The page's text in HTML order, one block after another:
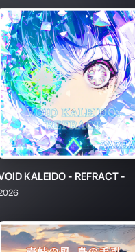
VOID KALEIDO - REFRACT -
2026